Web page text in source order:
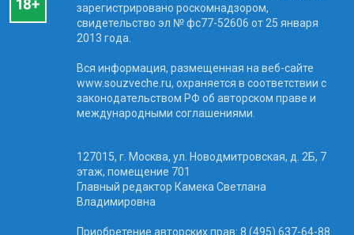
зарегистрировано роскомнадзором,
свидетельство эл № фc77-52606 от 25 января
2013 года.
Вся информация, размещенная на веб-сайте
www.souzveche.ru, охраняется в соответствии с
законодательством РФ об авторском праве и
международными соглашениями.
127015, г. Москва, ул. Новодмитровская, д. 2Б, 7
этаж, помещение 701
Главный редактор Камека Светлана
Владимировна
Приобретение авторских прав: 8 (495) 637-64-88